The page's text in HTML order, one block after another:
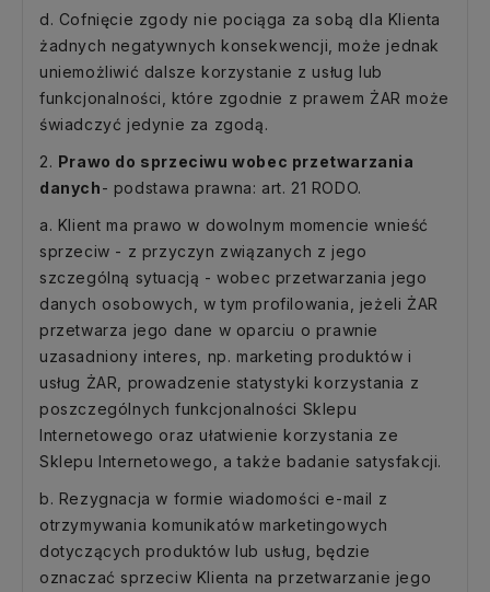
d. Cofnięcie zgody nie pociąga za sobą dla Klienta
żadnych negatywnych konsekwencji, może jednak
uniemożliwić dalsze korzystanie z usług lub
funkcjonalności, które zgodnie z prawem ŻAR może
świadczyć jedynie za zgodą.
2. Prawo do sprzeciwu wobec przetwarzania
danych- podstawa prawna: art. 21 RODO.
a. Klient ma prawo w dowolnym momencie wnieść
sprzeciw - z przyczyn związanych z jego
szczególną sytuacją - wobec przetwarzania jego
danych osobowych, w tym profilowania, jeżeli ŻAR
przetwarza jego dane w oparciu o prawnie
uzasadniony interes, np. marketing produktów i
usług ŻAR, prowadzenie statystyki korzystania z
poszczególnych funkcjonalności Sklepu
Internetowego oraz ułatwienie korzystania ze
Sklepu Internetowego, a także badanie satysfakcji.
b. Rezygnacja w formie wiadomości e-mail z
otrzymywania komunikatów marketingowych
dotyczących produktów lub usług, będzie
oznaczać sprzeciw Klienta na przetwarzanie jego